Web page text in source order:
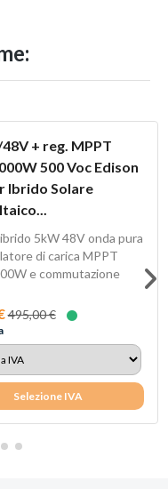
+ reg. MPPT
500 Voc Edison
Ibrido Solare
5kW 48V onda pura
di carica MPPT
e commutazione
495,00 €
Selezione IVA